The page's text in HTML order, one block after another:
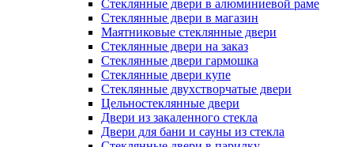
Стеклянные двери в алюминиевой раме
Стеклянные двери в магазин
Маятниковые стеклянные двери
Стеклянные двери на заказ
Стеклянные двери гармошка
Стеклянные двери купе
Стеклянные двухстворчатые двери
Цельностеклянные двери
Двери из закаленного стекла
Двери для бани и сауны из стекла